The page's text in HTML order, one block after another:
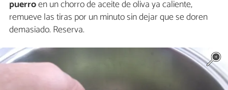
puerroen un chorro de aceite de oliva ya caliente,
remueve las tiras por un minuto sin dejar que se doren
demasiado. Reserva.